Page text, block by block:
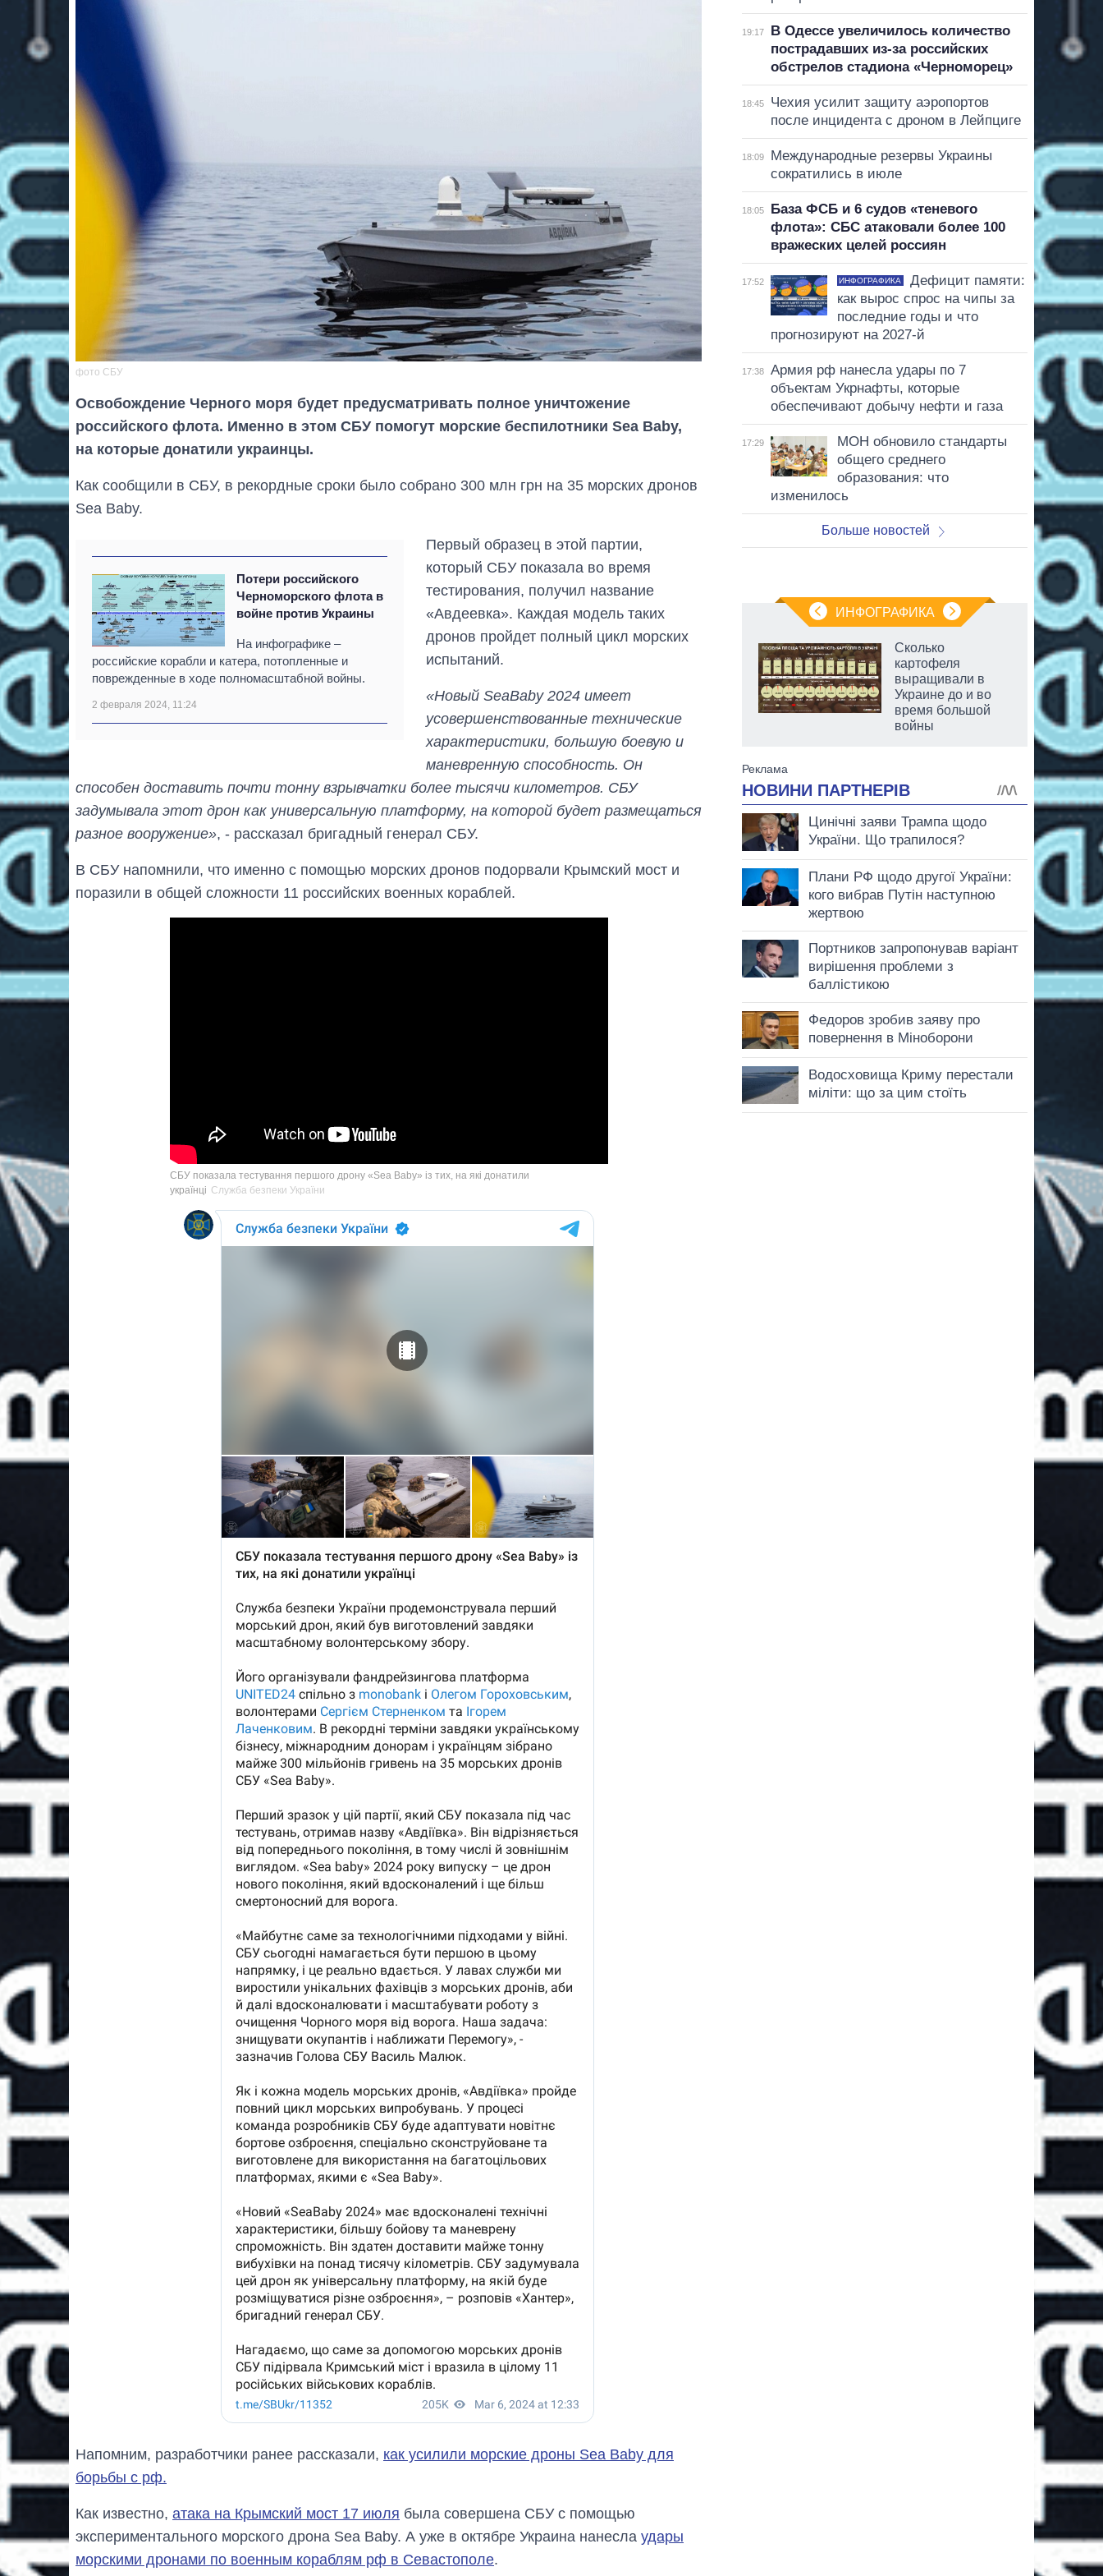
фото СБУ
Освобождение Черного моря будет предусматривать полное уничтожение
российского флота. Именно в этом СБУ помогут морские беспилотники Sea Baby,
на которые донатили украинцы.
Как сообщили в СБУ, в рекордные сроки было собрано 300 млн грн на 35 морских дронов
Sea Baby.
Потери российского
Черноморского флота в
войне против Украины
На инфографике –
российские корабли и катера, потопленные и
поврежденные в ходе полномасштабной войны.
2 февраля 2024, 11:24
Первый образец в этой партии,
который СБУ показала во время
тестирования, получил название
«Авдеевка». Каждая модель таких
дронов пройдет полный цикл морских
испытаний.
«Новый SeaBaby 2024 имеет
усовершенствованные технические
характеристики, большую боевую и
маневренную способность. Он
способен доставить почти тонну взрывчатки более тысячи километров. СБУ
задумывала этот дрон как универсальную платформу, на которой будет размещаться
разное вооружение», - рассказал бригадный генерал СБУ.
В СБУ напомнили, что именно с помощью морских дронов подорвали Крымский мост и
поразили в общей сложности 11 российских военных кораблей.
СБУ показала тестування першого дрону «Sea Baby» із тих, на які донатили
українці Служба безпеки України
Напомним, разработчики ранее рассказали, как усилили морские дроны Sea Baby для
борьбы с рф.
Как известно, атака на Крымский мост 17 июля была совершена СБУ с помощью
экспериментального морского дрона Sea Baby. А уже в октябре Украина нанесла удары
морскими дронами по военным кораблям рф в Севастополе.
19:17
В Одессе увеличилось количество
пострадавших из-за российских
обстрелов стадиона «Черноморец»
18:45
Чехия усилит защиту аэропортов
после инцидента с дроном в Лейпциге
18:09
Международные резервы Украины
сократились в июле
18:05
База ФСБ и 6 судов «теневого
флота»: СБС атаковали более 100
вражеских целей россиян
17:52 ИНФОГРАФИКА
Дефицит памяти:
как вырос спрос на чипы за
последние годы и что
прогнозируют на 2027-й
17:38
Армия рф нанесла удары по 7
объектам Укрнафты, которые
обеспечивают добычу нефти и газа
17:29
МОН обновило стандарты
общего среднего
образования: что
изменилось
Больше новостей
ИНФОГРАФИКА
От 1 месяца – до 5
должность
Сколько
картофеля
выращивали в
Украине до и во
время большой
войны